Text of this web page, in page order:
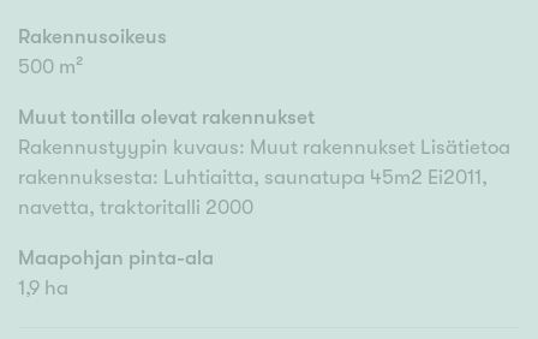
Rakennusoikeus
500 m²
Muut tontilla olevat rakennukset
Rakennustyypin kuvaus: Muut rakennukset Lisätietoa
rakennuksesta: Luhtiaitta, saunatupa 45m2 Ei2011,
navetta, traktoritalli 2000
Maapohjan pinta-ala
1,9 ha